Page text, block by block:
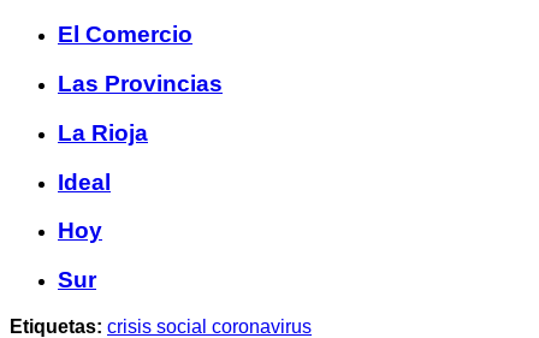
El Comercio
Las Provincias
La Rioja
Ideal
Hoy
Sur
Etiquetas: crisis social coronavirus